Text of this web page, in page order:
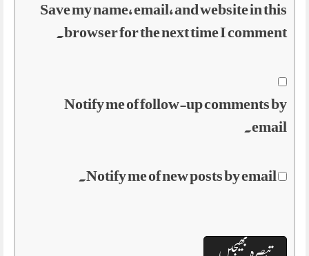
Save my name, email, and website in this
browser for the next time I comment.
Notify me of follow-up comments by
email.
Notify me of new posts by email.